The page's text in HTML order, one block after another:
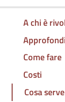
A chi è
Come fare
Costi
Cosa serve